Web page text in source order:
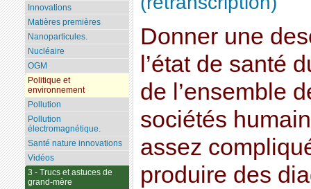
Donner une
l’état de santé
de l’ensemble
sociétés
assez
produire des
Innovations
Matières premières
Nanoparticules.
Nucléaire
OGM
Politique et
environnement
Pollution
Pollution
électromagnétique.
Santé nature innovations
Vidéos
3 - Trucs et astuces de
grand-mère